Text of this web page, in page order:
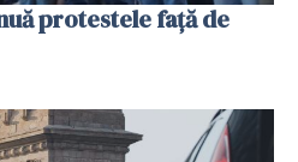
protestele faţă de